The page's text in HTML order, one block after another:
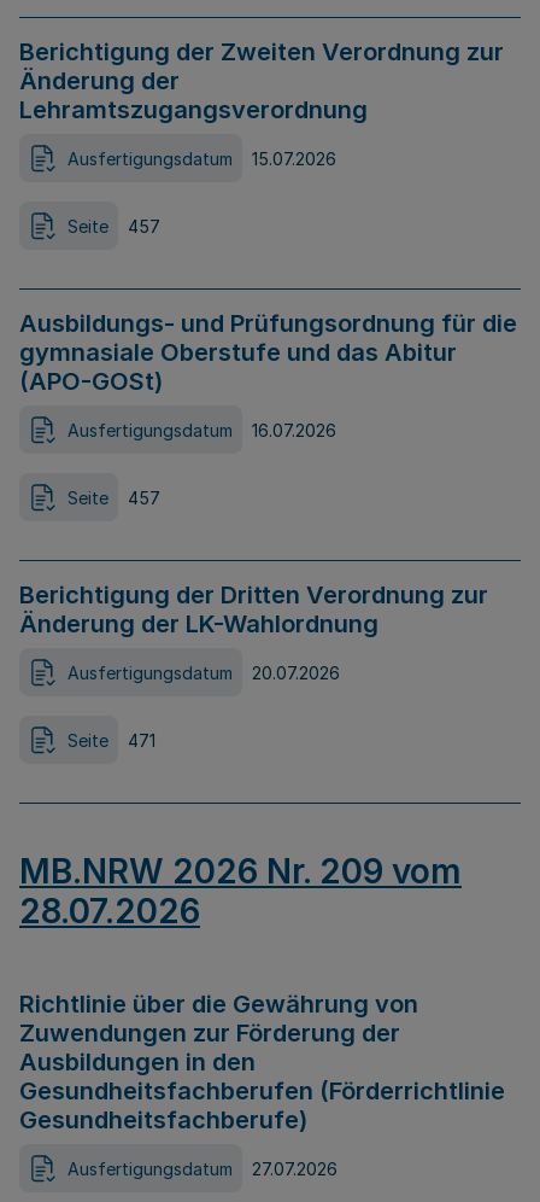
Berichtigung der Zweiten Verordnung zur
Änderung der
Lehramtszugangsverordnung
Ausfertigungsdatum 15.07.2026
Seite 457
Ausbildungs- und Prüfungsordnung für die
gymnasiale Oberstufe und das Abitur
(APO-GOSt)
Ausfertigungsdatum 16.07.2026
Seite 457
Berichtigung der Dritten Verordnung zur
Änderung der LK-Wahlordnung
Ausfertigungsdatum 20.07.2026
Seite 471
MB.NRW 2026 Nr. 209 vom
28.07.2026
Richtlinie über die Gewährung von
Zuwendungen zur Förderung der
Ausbildungen in den
Gesundheitsfachberufen (Förderrichtlinie
Gesundheitsfachberufe)
Ausfertigungsdatum 27.07.2026